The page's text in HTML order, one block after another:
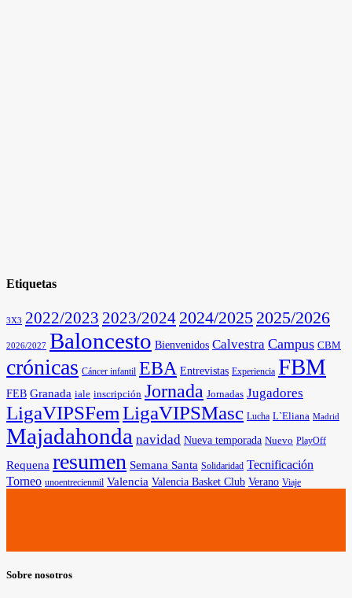
Etiquetas
3X3 2022/2023 2023/2024 2024/2025 2025/2026
2026/2027 Baloncesto Bienvenidos Calvestra Campus CBM
crónicas Cáncer infantil EBA Entrevistas Experiencia FBM
FEB Granada iale inscripción Jornada Jornadas Jugadores
LigaVIPSFemLigaVIPSMasc Lucha L`Eliana Madrid
Majadahonda navidad Nueva temporada Nuevo PlayOff
Requena resumen Semana Santa Solidaridad Tecnificación
Torneo unoentrecienmil Valencia Valencia Basket Club Verano Viaje
Sobre nosotros